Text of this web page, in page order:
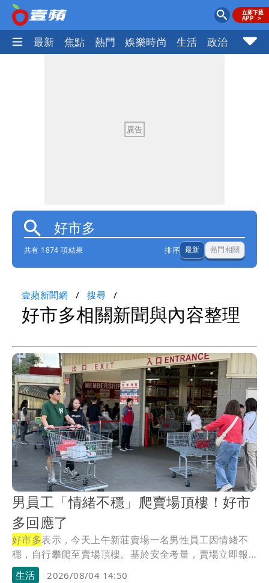
最新 焦點 熱門 娛樂時尚 生活 政治 社會
共有 1874 項結果 排序 最新 熱門相關
壹蘋新聞網 搜尋
好市多相關新聞與內容整理
男員工「情緒不穩」爬賣場頂樓！好市
多回應了
好市多表示，今天上午新莊賣場一名男性員工因情緒不
穩，自行攀爬至賣場頂樓。基於安全考量，賣場立即報
警，...
生活 2026/08/04 14:50